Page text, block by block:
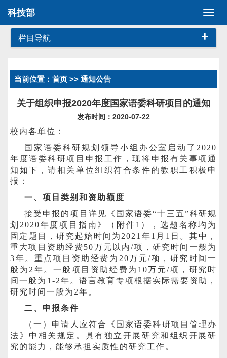
切
科技部
栏目导航 +
当前位置： 首页 >> 通知公告
关于组织申报2020年度国家语委科研项目的通知
发布时间：2020-07-22
校内各单位：
国家语委科研规划领导小组办公室启动了 2020
年度语委科研项目申报工作，现将申报有关事项通
知如下，请相关单位组织符合条件的教职工积极申
报：
一、项目类别和资助额度
接受申报的项目详见《国家语委“十三五”科研规
划 2020年度项目指南》（附件 1 ），选题名称均为
固定题目，研究起始时间为 2021 年1 月 1 日。其中，
重大项目资助经费50万元以内/项，研究时间一般为
3年。重点项目资助经费为 20万元/项，研究时间一
般为 2 年。一般项目资助经费为 10万元/项，研究时
间一般为 1-2年。语言教育专项根据实际需要资助，
研究时间一般为 2年。
二、申报条件
（一）申请人应符合《国家语委科研项目管理办
法》中相关规定。具有独立开展研究和组织开展研
究的能力，能够承担实质性的研究工作。